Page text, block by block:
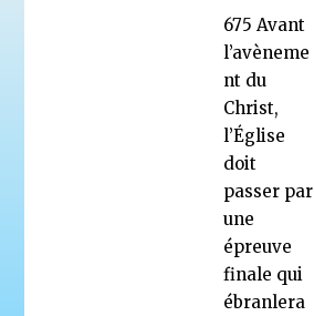
675 Avant
l’avèneme
nt du
Christ,
l’Église
doit
passer par
une
épreuve
finale qui
ébranlera